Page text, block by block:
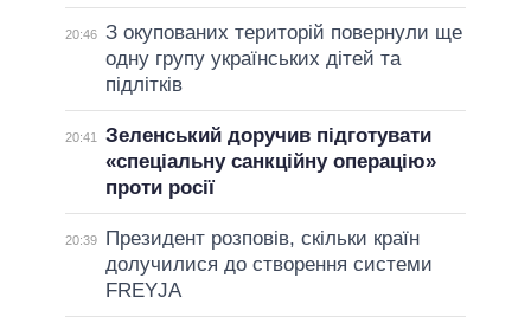
20:46 З окупованих територій повернули ще
одну групу українських дітей та
підлітків
20:41
Зеленський доручив підготувати
«спеціальну санкційну операцію»
проти росії
20:39
Президент розповів, скільки країн
долучилися до створення системи
FREYJA